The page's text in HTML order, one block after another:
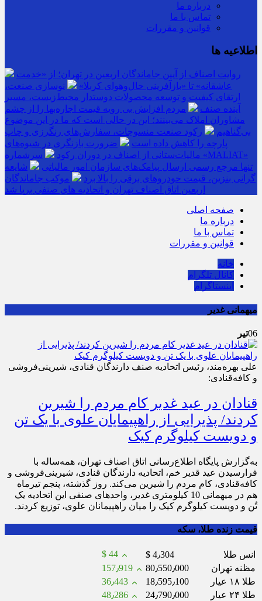
درباره ما
تماس با ما
قوانین و مقررات
اطلاعیه ها
روایت اصناف از آیین جاماندگان اربعین در تهران؛ از «خدمت
عاشقانه» تا «بازآفرینی حال‌وهوای کربلا»
نوسازی صنعت،
ارتقای کیفیت و توسعه محصولات دوستدار محیط‌زیست، مسیر
آینده صنف
مردم افزایش بی رویه قیمت اجاره‌بها را از چشم
مشاوران املاک می‌بینند؛ این در حالی است که ما در این موضوع
بی‌گناهیم
رکود صنعت منسوجات، سفارش‌های رنگرزی و چاپ
پارچه را کاهش داده است
ضرورت بازنگری در شیوه‌های
مالیات‌ستانی از اصناف در دوران رکود
سرشماره «MALIAT»
تنها مرجع رسمی ارسال پیامک‌های سازمان امور مالیاتی
شایعه
گرانی بنزین، قیمت خودروهای برقی را بالا برد
موکب جاماندگان
اربعین اتاق اصناف تهران و اتحادیه های صنفی برپا شد
صفحه اصلی
درباره ما
تماس با ما
قوانین و مقررات
خانه
کانال تلگرام
اینستاگرام
میهمانی غدیر
06تیر
علی بهره‌مند، رئیس اتحادیه صنف دارندگان قنادی، شیرینی‌فروشی
و کافه‌قنادی:
قنادان در عید غدیر کام مردم را شیرین
کردند/ پذیرایی از راهپیمایان علوی با یک تن
و دویست کیلوگرم کیک
به‌گزارش پایگاه اطلاع‌رسانی اتاق اصناف تهران، همه‌ساله با
فرارسیدن عید قدیر خم، اتحادیه دارندگان قنادی، شیرینی‌فروشی و
کافه‌قنادی، کام مردم را شیرین می‌کند. روز گذشته، پنجم تیرماه
هم در میهمانی 10 کیلومتری غدیر، واحدهای صنفی این اتحادیه یک
تُن و دویست کیلوگرم کیک را میان راهپیمانان علوی، توزیع کردند.
قیمت زنده طلا، سکه
انس طلا $ 4٫304
$ 44
مظنه تهران
80٫550٫000
157٫919
طلا ۱۸ عیار
18٫595٫100
36٫443
طلا ۲۴ عیار
24٫790٫000
48٫286